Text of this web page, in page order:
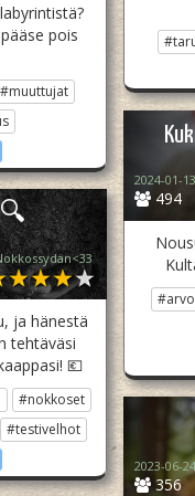
pois
#muuttujat
494
2024-01-13
🔍
ja hänestä
tehtäväsi
💶
#nokkoset
#testivelhot
356
2023-06-24